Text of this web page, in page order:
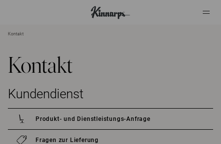
Kontakt
Kontakt
Kundendienst
Produkt- und Dienstleistungs-Anfrage
Fragen zur Lieferung